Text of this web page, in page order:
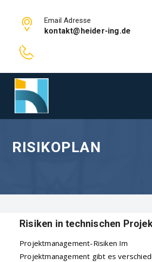
Email Adresse
kontakt@heider-ing.de
RISIKOPLAN
Risiken in technischen
Projektmanagement-Risiken Im
Projektmanagement gibt es